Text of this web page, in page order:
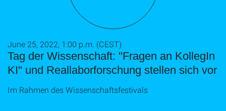
Tag der Wissenschaft: "Fragen an KollegIn
KI" und Reallaborforschung stellen sich vor
June 25, 2022, 1:00 p.m. (CEST)
Im Rahmen des Wissenschaftsfestivals